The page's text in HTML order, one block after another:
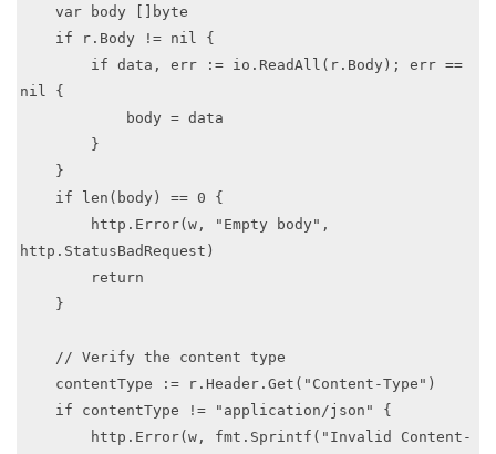
nil {
http.StatusBadRequest)